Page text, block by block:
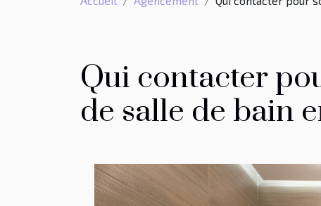
Qui contacter
de salle de bain